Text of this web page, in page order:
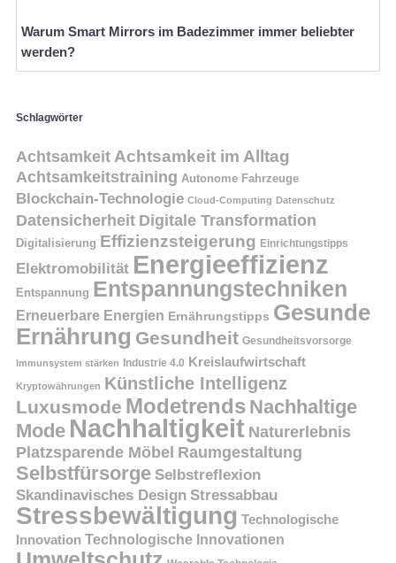
Warum Smart Mirrors im Badezimmer immer beliebter
werden?
Schlagwörter
AchtsamkeitAchtsamkeit im Alltag
Achtsamkeitstraining Autonome Fahrzeuge
Blockchain-Technologie Cloud-Computing Datenschutz
Datensicherheit Digitale Transformation
Digitalisierung Effizienzsteigerung Einrichtungstipps
Elektromobilität Energieeffizienz
Entspannung Entspannungstechniken
Erneuerbare Energien Ernährungstipps Gesunde
Ernährung Gesundheit Gesundheitsvorsorge
Immunsystem stärken Industrie 4.0 Kreislaufwirtschaft
Kryptowährungen Künstliche Intelligenz
Luxusmode Modetrends Nachhaltige
Mode Nachhaltigkeit Naturerlebnis
Platzsparende Möbel Raumgestaltung
Selbstfürsorge Selbstreflexion
Skandinavisches Design Stressabbau
Stressbewältigung Technologische
Innovation Technologische Innovationen